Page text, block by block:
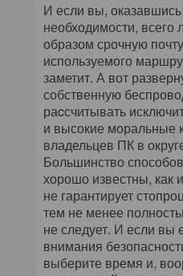
И если вы,
необходимости, всего
образом срочную
используемого
заметит. А вот
собственную
раcсчитывать
и высокие моральные
владельцев ПК в
Большинство
хорошо известны, как
не гарантирует
тем не менее
не следует. И если вы
внимания
выберите время и,